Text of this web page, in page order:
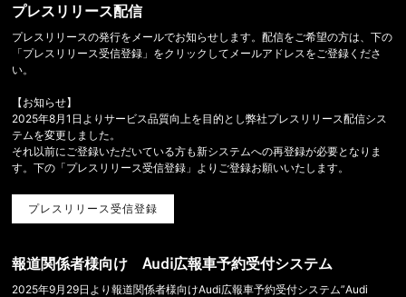
プレスリリース配信
プレスリリースの発行をメールでお知らせします。配信をご希望の方は、下の
「プレスリリース受信登録」をクリックしてメールアドレスをご登録くださ
い。
【お知らせ】
2025年8月1日よりサービス品質向上を目的とし弊社プレスリリース配信シス
テムを変更しました。
それ以前にご登録いただいている方も新システムへの再登録が必要となりま
す。下の「プレスリリース受信登録」よりご登録お願いいたします。
プレスリリース受信登録
報道関係者様向け Audi広報車予約受付システム
2025年9月29日より報道関係者様向けAudi広報車予約受付システム”Audi